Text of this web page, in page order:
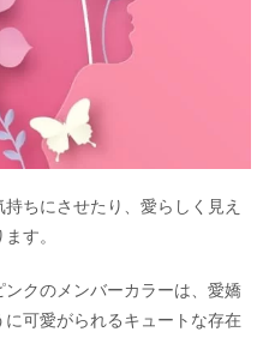
ちにさせたり、愛らしく見え
す。
クのメンバーカラーは、愛嬌
可愛がられるキュートな存在